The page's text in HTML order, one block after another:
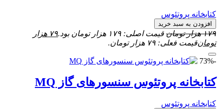
کتابخانه پروتئوس
افزودن به سبد خرید
۱۷۹ هزار تومان قیمت اصلی: ۱۷۹ هزار تومان بود. ۷۹ هزار
تومانقیمت فعلی: ۷۹ هزار تومان.
-73%
کتابخانه پروتئوس سنسورهای گاز MQ
کتابخانه پروتئوس